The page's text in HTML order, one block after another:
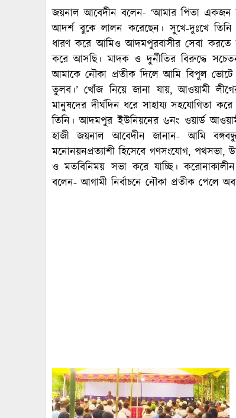
জয়নাল আবেদীন বলেন- ‘আমার পিতা একজন
আদর্শ বুকে লালন করেছেন। সুখে-দুঃখে
ধারণ করে আমিও আদমপুরবাসীর সেবা করতে
করে আসছি। মাদক ও দুর্নীতির বিরুদ্ধে
আমাকে নৌকা প্রতীক দিলে আমি বিপুল
তুলব।’ খোঁজ নিয়ে জানা যায়, আওয়ামী
মানুষদের দীর্ঘদিন ধরে সাহায্য সহযোগিতা
তিনি। আদমপুর ইউনিয়নের ৬নং ওয়ার্ড
হাজী জয়নাল আবেদীন জানান- আমি
মনোনয়নপ্রত্যাশী হিসেবে গণসংযোগ, পথসভা,
ও মতবিনিময় সভা করে যাচ্ছি। করোনাকালীন
বলেন- আগামী নির্বাচনে নৌকা প্রতীক পেলে